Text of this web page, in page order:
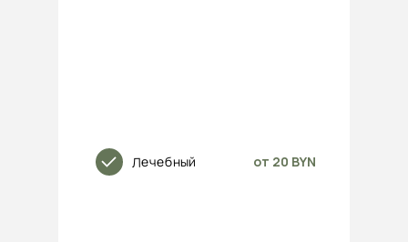
Лечебный от 20 BYN